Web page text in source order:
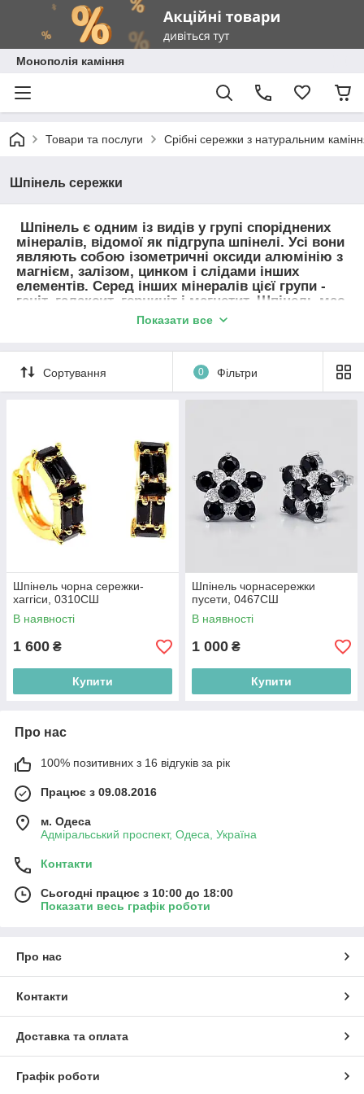
Монополія каміння
Товари та послуги Срібні сережки з натуральним
Шпінель сережки
Шпінель є одним із видів у групі споріднених
мінералів, відомої як підгрупа шпінелі. Усі вони
являють собою ізометричні оксиди алюмінію з
магнієм, залізом, цинком і слідами інших
елементів. Серед інших мінералів цієї групи -
ганіт, галаксит, герциніт і магнетит. Шпінель має
широку кольорову гаму: червоний, лавандовий,
Шпінель - заспокоює і знімає стрес, тривогу,
посттравматичний стресовий розлад і депресію.
Цей камінь сприяє розумовому омолодженню і
Показати все
Сортування 0 Фільтри
Шпінель чорна сережки-
хаггіси, 0310СШ
В наявності
1 600 ₴
Купити
Шпінель чорнасережки
пусети, 0467СШ
В наявності
1 000 ₴
Купити
Про нас
100% позитивних з 16 відгуків за рік
Працює з 09.08.2016
м. Одеса
Адміральський проспект, Одеса, Україна
Контакти
Сьогодні працює з 10:00 до 18:00
Показати весь графік роботи
Про нас
Контакти
Доставка та оплата
Графік роботи